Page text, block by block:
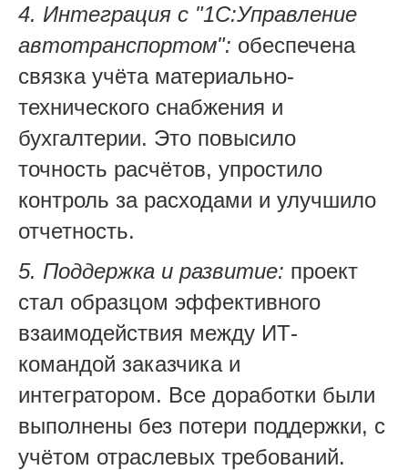
4. Интеграция с "1С:Управление
автотранспортом": обеспечена
связка учёта материально-
технического снабжения и
бухгалтерии. Это повысило
точность расчётов, упростило
контроль за расходами и улучшило
отчетность.
5. Поддержка и развитие: проект
стал образцом эффективного
взаимодействия между ИТ-
командой заказчика и
интегратором. Все доработки были
выполнены без потери поддержки, с
учётом отраслевых требований.